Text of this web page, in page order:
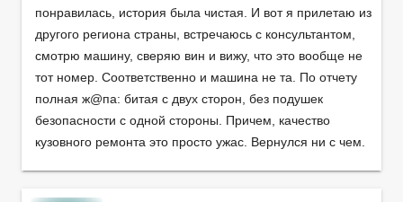
понравилась, история была чистая. И вот я прилетаю из
другого региона страны, встречаюсь с консультантом,
смотрю машину, сверяю вин и вижу, что это вообще не
тот номер. Соответственно и машина не та. По отчету
полная ж@па: битая с двух сторон, без подушек
безопасности с одной стороны. Причем, качество
кузовного ремонта это просто ужас. Вернулся ни с чем.